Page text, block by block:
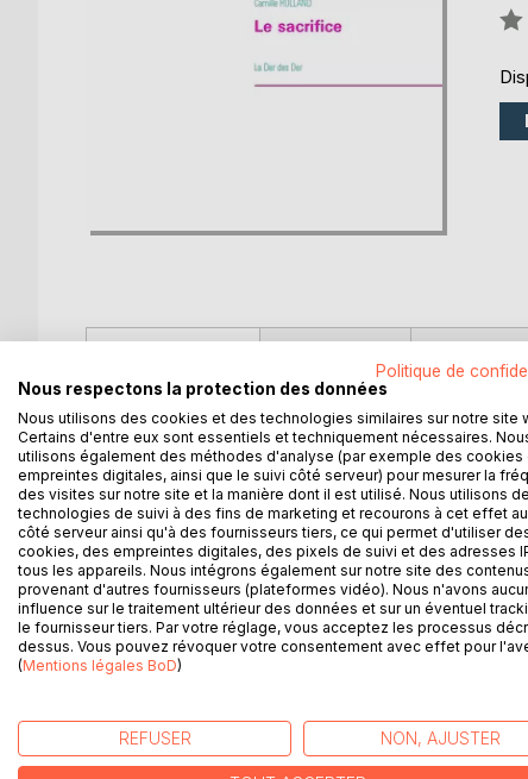
"Hiver 1914...
Lorenz - jeune soldat allemand combattant en
est également lié Frank, un père de famille
Mais en quoi consiste-donc cette mystérieuse
D’AUTRES TITRES À
Politique de
Nous respectons la protection des données
Nous utilisons des cookies et des technologies similaires sur notre site
Certains d'entre eux sont essentiels et techniquement nécessaires.
utilisons également des méthodes d'analyse (par exemple des cookies
empreintes digitales, ainsi que le suivi côté serveur) pour mesurer la
des visites sur notre site et la manière dont il est utilisé. Nous utilisons
technologies de suivi à des fins de marketing et recourons à cet effet
côté serveur ainsi qu'à des fournisseurs tiers, ce qui permet d'utiliser
cookies, des empreintes digitales, des pixels de suivi et des adresses
tous les appareils. Nous intégrons également sur notre site des
provenant d'autres fournisseurs (plateformes vidéo). Nous n'avons
influence sur le traitement ultérieur des données et sur un éventuel
le fournisseur tiers. Par votre réglage, vous acceptez les processus
dessus. Vous pouvez révoquer votre consentement avec effet pour
(Mentions légales BoD)
REFUSER NON, AJUSTER